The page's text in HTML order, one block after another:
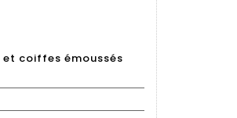
coiffes émoussés